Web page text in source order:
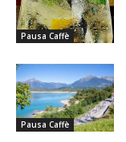
Pausa Caffè
Pausa Caffè